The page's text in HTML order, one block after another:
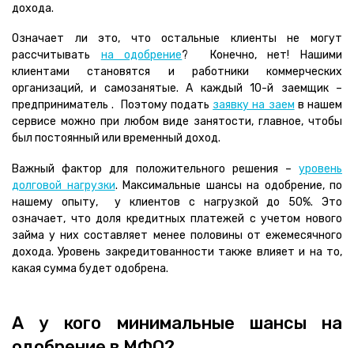
дохода.
Означает ли это, что остальные клиенты не могут
рассчитывать на одобрение? Конечно, нет! Нашими
клиентами становятся и работники коммерческих
организаций, и самозанятые. А каждый 10-й заемщик –
предприниматель . Поэтому подать заявку на заем в нашем
сервисе можно при любом виде занятости, главное, чтобы
был постоянный или временный доход.
Важный фактор для положительного решения – уровень
долговой нагрузки. Максимальные шансы на одобрение, по
нашему опыту, у клиентов с нагрузкой до 50%. Это
означает, что доля кредитных платежей с учетом нового
займа у них составляет менее половины от ежемесячного
дохода. Уровень закредитованности также влияет и на то,
какая сумма будет одобрена.
А у кого минимальные шансы на